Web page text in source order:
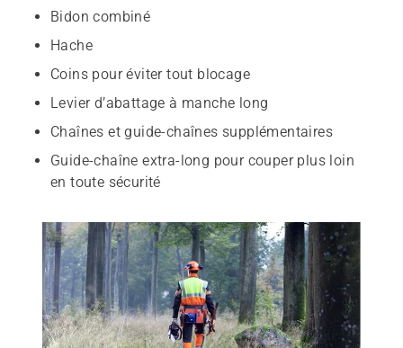
Bidon combiné
Hache
Coins pour éviter tout blocage
Levier d’abattage à manche long
Chaînes et guide-chaînes supplémentaires
Guide-chaîne extra-long pour couper plus loin
en toute sécurité